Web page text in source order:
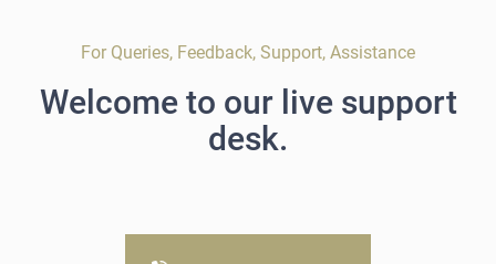
For Queries, Feedback, Support, Assistance
Welcome to our live support
desk.